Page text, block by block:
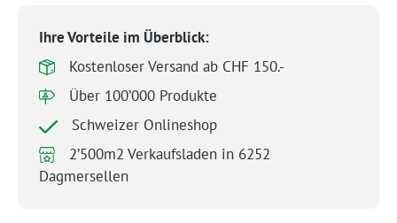
Ihre Vorteile im Überblick:
Kostenloser Versand ab CHF 150.-
Über 100’000 Produkte
Schweizer Onlineshop
2’500m2 Verkaufsladen in 6252
Dagmersellen